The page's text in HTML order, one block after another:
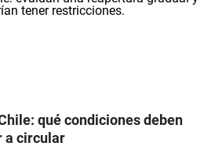
qué condiciones deben
a circular